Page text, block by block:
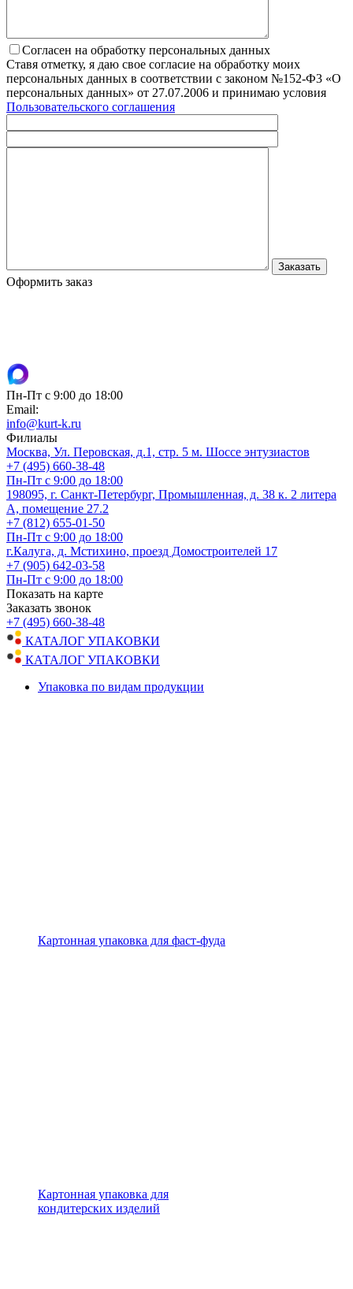
Согласен на обработку персональных данных
Ставя отметку, я даю свое согласие на обработку моих
персональных данных в соответствии с законом №152-Ф3 «О
персональных данных» от 27.07.2006 и принимаю условия
Пользовательского соглашения
Оформить заказ
Пн-Пт с 9:00 до 18:00
Email:
info@kurt-k.ru
Филиалы
Москва, Ул. Перовская, д.1, стр. 5 м. Шоссе энтузиастов
+7 (495) 660-38-48
Пн-Пт с 9:00 до 18:00
198095, г. Санкт-Петербург, Промышленная, д. 38 к. 2 литера
А, помещение 27.2
+7 (812) 655-01-50
Пн-Пт с 9:00 до 18:00
г.Калуга, д. Мстихино, проезд Домостроителей 17
+7 (905) 642-03-58
Пн-Пт с 9:00 до 18:00
Показать на карте
Заказать звонок
+7 (495) 660-38-48
КАТАЛОГ УПАКОВКИ
КАТАЛОГ УПАКОВКИ
Упаковка по видам продукции
Картонная упаковка для фаст-фуда
Картонная упаковка для
кондитерских изделий